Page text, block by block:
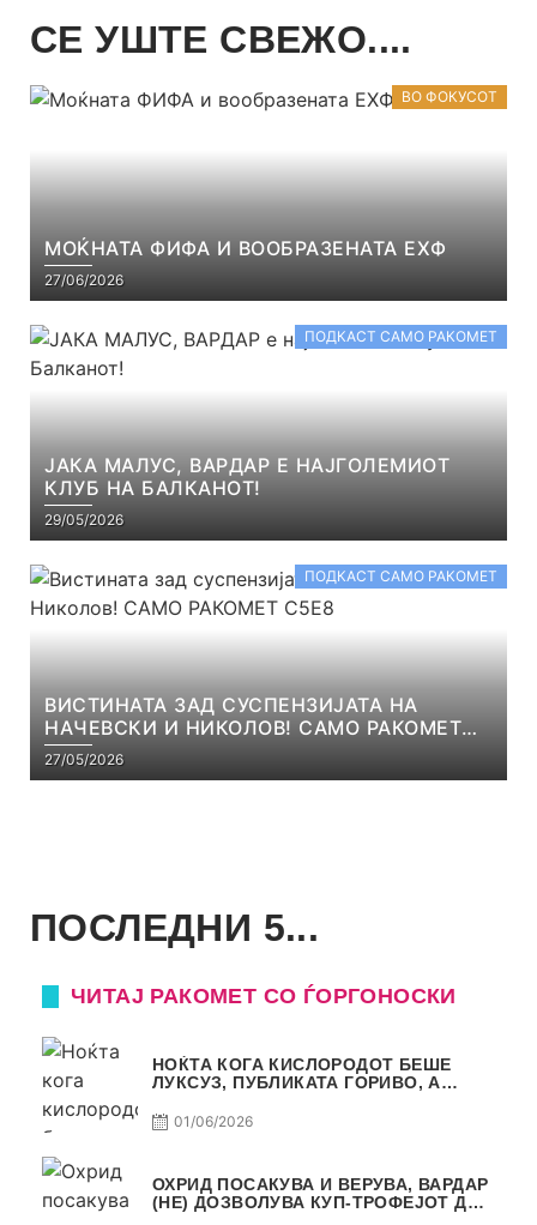
СЕ УШТЕ СВЕЖО....
ВО ФОКУСОТ
МОЌНАТА ФИФА И ВООБРАЗЕНАТА ЕХФ
27/06/2026
ПОДКАСТ САМО РАКОМЕТ
ЈАКА МАЛУС, ВАРДАР Е НАЈГОЛЕМИОТ
КЛУБ НА БАЛКАНОТ!
29/05/2026
ПОДКАСТ САМО РАКОМЕТ
ВИСТИНАТА ЗАД СУСПЕНЗИЈАТА НА
НАЧЕВСКИ И НИКОЛОВ! САМО РАКОМЕТ
С5Е8
27/05/2026
ПОСЛЕДНИ 5...
ЧИТАЈ РАКОМЕТ СО ЃОРГОНОСКИ
НОЌТА КОГА КИСЛОРОДОТ БЕШЕ
ЛУКСУЗ, ПУБЛИКАТА ГОРИВО, А
01/06/2026
ОХРИД ПОСАКУВА И ВЕРУВА, ВАРДАР
(НЕ) ДОЗВОЛУВА КУП-ТРОФЕЈОТ ДА